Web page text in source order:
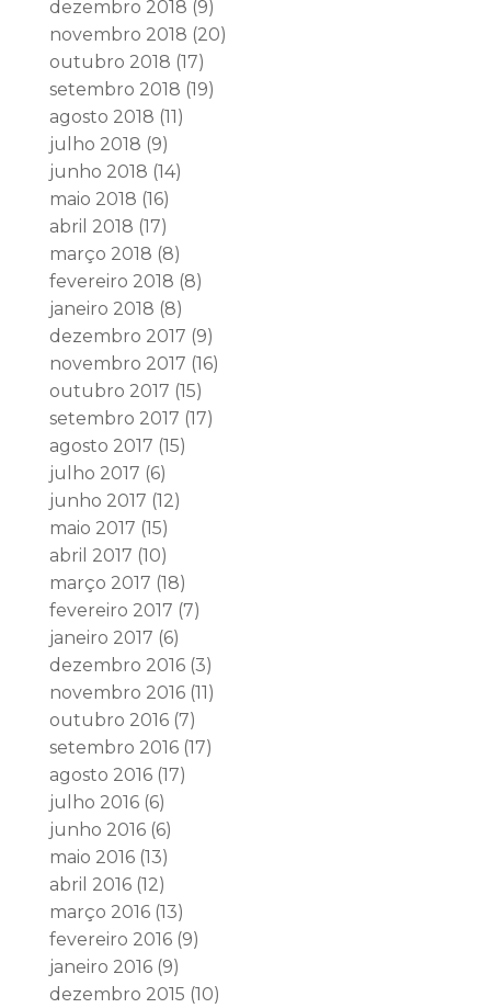
dezembro 2018 (9)
novembro 2018 (20)
outubro 2018 (17)
setembro 2018 (19)
agosto 2018 (11)
julho 2018 (9)
junho 2018 (14)
maio 2018 (16)
abril 2018 (17)
março 2018 (8)
fevereiro 2018 (8)
janeiro 2018 (8)
dezembro 2017 (9)
novembro 2017 (16)
outubro 2017 (15)
setembro 2017 (17)
agosto 2017 (15)
julho 2017 (6)
junho 2017 (12)
maio 2017 (15)
abril 2017 (10)
março 2017 (18)
fevereiro 2017 (7)
janeiro 2017 (6)
dezembro 2016(3)
novembro 2016(11)
outubro 2016(7)
setembro 2016(17)
agosto 2016(17)
julho 2016(6)
junho 2016(6)
maio 2016(13)
abril 2016(12)
março 2016(13)
fevereiro 2016(9)
janeiro 2016(9)
dezembro 2015 (10)